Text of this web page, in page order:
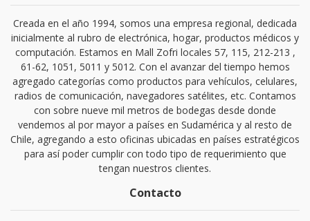
Creada en el año 1994, somos una empresa regional, dedicada
inicialmente al rubro de electrónica, hogar, productos médicos y
computación. Estamos en Mall Zofri locales 57, 115, 212-213 ,
61-62, 1051, 5011 y 5012. Con el avanzar del tiempo hemos
agregado categorías como productos para vehículos, celulares,
radios de comunicación, navegadores satélites, etc. Contamos
con sobre nueve mil metros de bodegas desde donde
vendemos al por mayor a países en Sudamérica y al resto de
Chile, agregando a esto oficinas ubicadas en países estratégicos
para así poder cumplir con todo tipo de requerimiento que
tengan nuestros clientes.
Contacto